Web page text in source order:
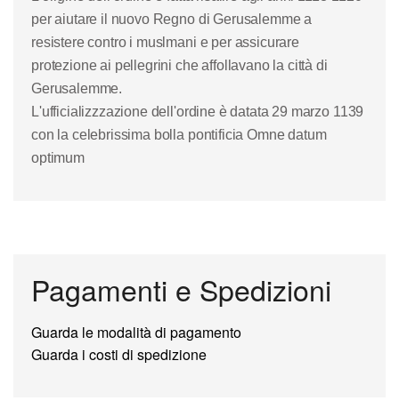
per aiutare il nuovo Regno di Gerusalemme a
resistere contro i muslmani e per assicurare
protezione ai pellegrini che affollavano la città di
Gerusalemme.
L'ufficializzzazione dell'ordine è datata 29 marzo 1139
con la celebrissima bolla pontificia Omne datum
optimum
Pagamenti e Spedizioni
Guarda le modalità di pagamento
Guarda i costi di spedizione